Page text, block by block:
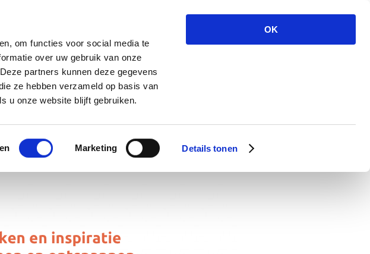
om functies voor social media te
over uw gebruik van onze
partners kunnen deze gegevens
ze hebben verzameld op basis van
u onze website blijft gebruiken.
Marketing Details tonen
OK